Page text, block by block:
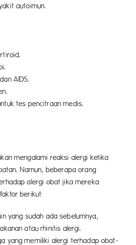
autoimun.
AIDS.
tes pencitraan medis.
mengalami reaksi alergi ketika
Namun, beberapa orang
alergi obat jika mereka
berikut:
yang sudah ada sebelumnya,
atau rhinitis alergi.
yang memiliki alergi terhadap obat-